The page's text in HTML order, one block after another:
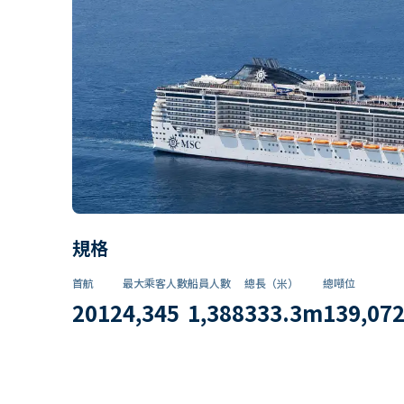
規格
首航
2012
最大乘客人數
4,345
船員人數
1,388
總長（米）
333.3m
總噸位
139,072